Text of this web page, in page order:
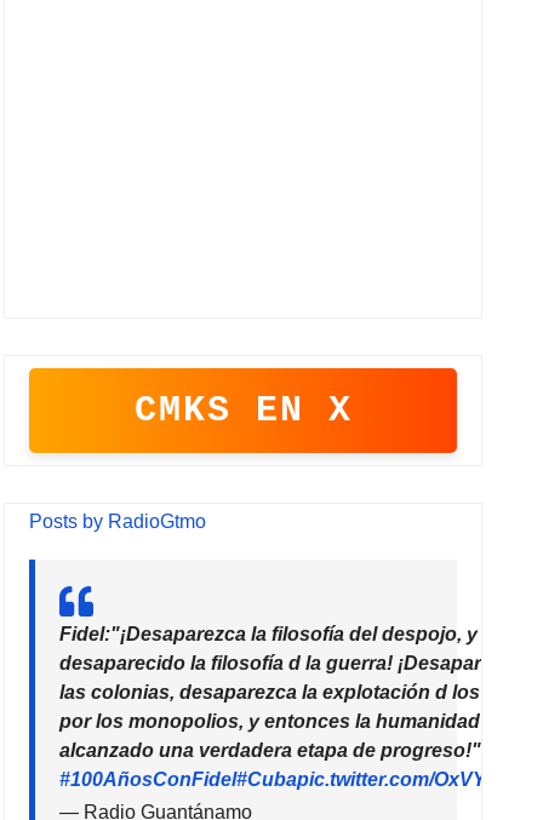
CMKS EN X
Posts by RadioGtmo
Fidel:"¡Desaparezca la filosofía del despojo, y habrá
desaparecido la filosofía d la guerra! ¡Desaparezcan
las colonias, desaparezca la explotación d los
por los monopolios, y entonces la humanidad habrá
alcanzado una verdadera etapa de progreso!"
#100AñosConFidel#Cubapic.twitter.com/
— Radio Guantánamo